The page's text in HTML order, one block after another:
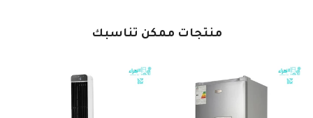
منتجات ممكن تناسبك